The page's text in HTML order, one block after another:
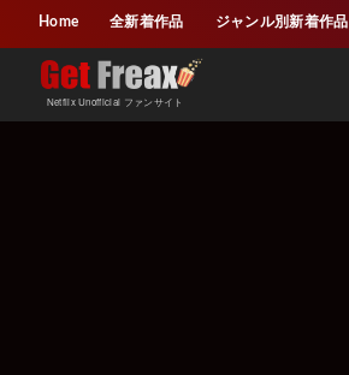
Home 全新着作品 ジャンル別新着作品
Netflix Unofficial ファンサイト